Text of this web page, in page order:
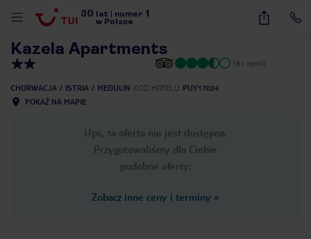
30 lat numer 1
w Polsce
25
Kazela Apartments
(81 opinii)
CHORWACJA ISTRIA MEDULIN KOD HOTELU PUY17024
POKAŻ NA MAPIE
Ups, ta oferta nie jest dostępna.
Przygotowaliśmy dla Ciebie
podobne oferty:
Zobacz inne ceny i terminy »